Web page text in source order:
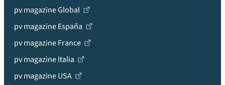
pv magazine Global
pv magazine España
pv magazine France
pv magazine Italia
pv magazine USA